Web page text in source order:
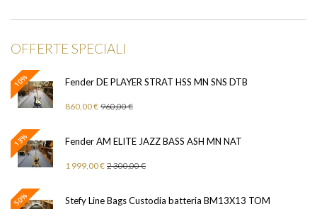
OFFERTE SPECIALI
10% Fender DE PLAYER STRAT HSS MN SNS DTB
860,00 € 960,00 €
13% Fender AM ELITE JAZZ BASS ASH MN NAT
1 999,00 € 2 300,00 €
50% Stefy Line Bags Custodia batteria BM13X13 TOM